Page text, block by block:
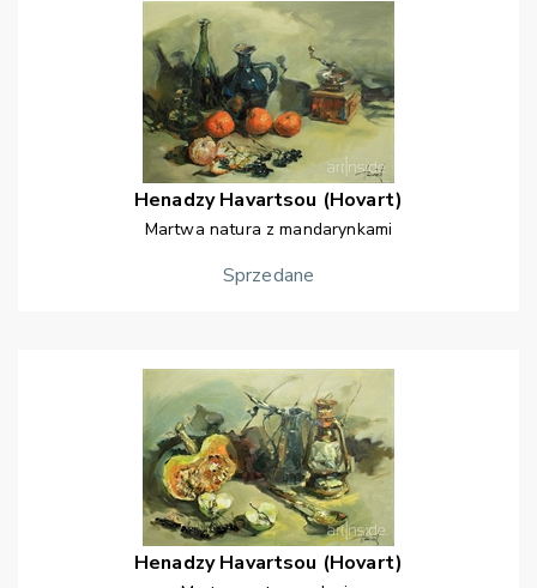
Henadzy Havartsou (Hovart)
Martwa natura z mandarynkami
Sprzedane
Henadzy Havartsou (Hovart)